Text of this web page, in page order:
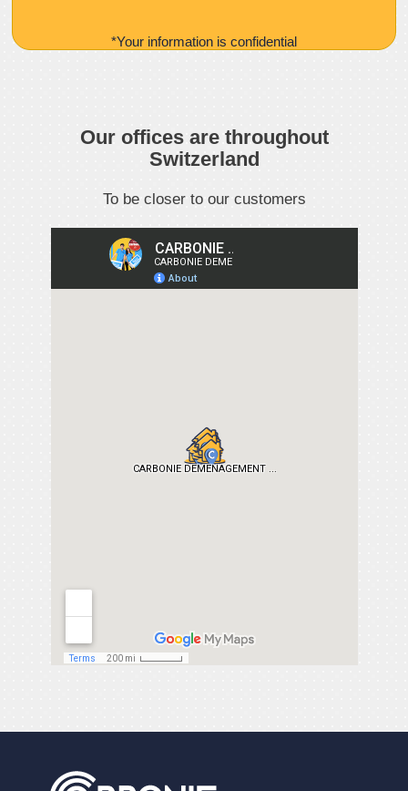
*Your information is confidential
Our offices are throughout
Switzerland
To be closer to our customers